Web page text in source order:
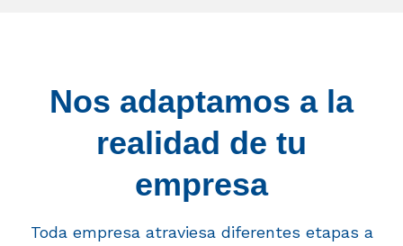
Nos adaptamos a la
realidad de tu
empresa
Toda empresa atraviesa diferentes etapas a